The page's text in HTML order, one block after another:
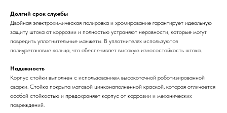
Долгий срок службы
Двойная электрохимическая полировка и хромирование гарантирует идеальную
защиту штока от коррозии и полностью устраняют неровности, которые могут
повредить уплотнительные манжеты. В уплотнителях используются
полиуретановые кольца, что обеспечивает высокую износостойкость штока.
Надежность
Корпус стойки выполнен с использованием высокоточной роботизированной
сварки. Стойка покрыта матовой цинконаполненной краской, которая отличается
особой стойкостью и предохраняет корпус от коррозии и механических
повреждений.